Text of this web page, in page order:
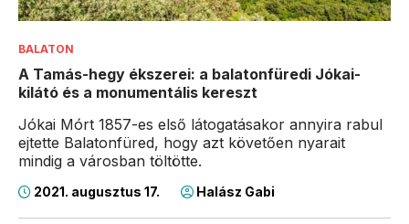
BALATON
A Tamás-hegy ékszerei: a balatonfüredi Jókai-
kilátó és a monumentális kereszt
Jókai Mórt 1857-es első látogatásakor annyira rabul
ejtette Balatonfüred, hogy azt követően nyarait
mindig a városban töltötte.
2021. augusztus 17. Halász Gabi